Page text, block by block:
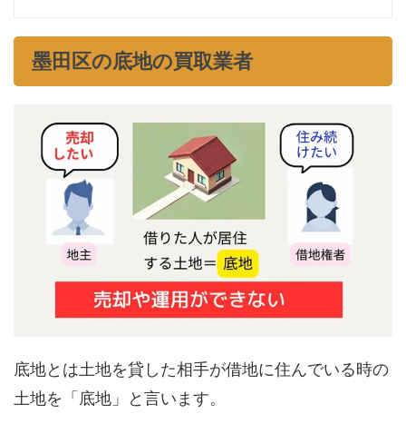
墨田区の底地の買取業者
底地とは土地を貸した相手が借地に住んでいる時の
土地を「底地」と言います。